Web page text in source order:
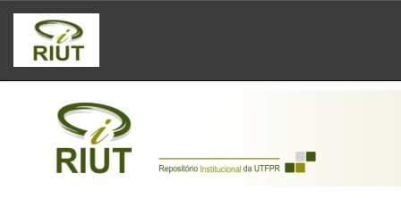
Skip
navigation